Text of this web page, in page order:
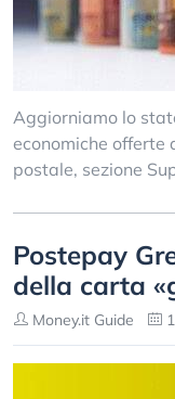
Aggiorniamo lo
economiche offerte
postale, sezione
Postepay
della carta
Money.it Guide